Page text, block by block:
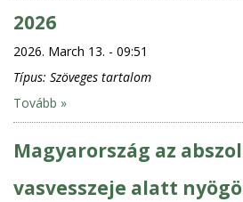
2026
2026. March 13. - 09:51
Típus: Szöveges tartalom
Tovább »
Magyarország az
vasvesszeje alatt